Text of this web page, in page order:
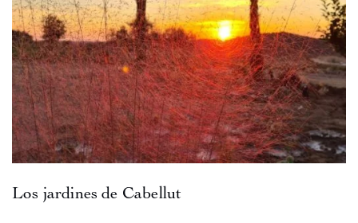
Los jardines de Cabellut